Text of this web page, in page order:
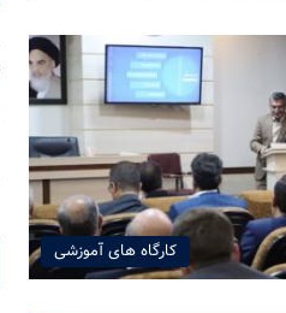
کارگاه های آموزشی